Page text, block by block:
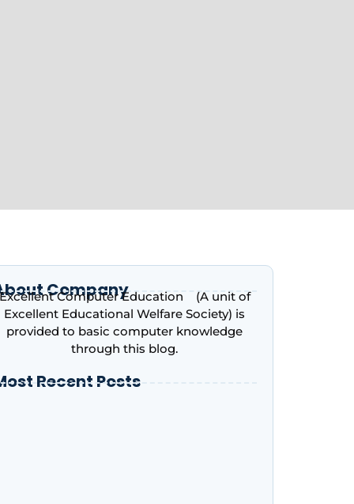
Company
Computer Education (A unit of
Excellent Educational Welfare Society) is
provided to basic computer knowledge
through this blog.
Recent Posts